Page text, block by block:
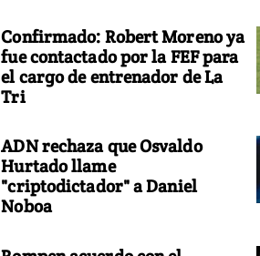
Confirmado: Robert Moreno ya
fue contactado por la FEF para
el cargo de entrenador de La
Tri
ADN rechaza que Osvaldo
Hurtado llame
"criptodictador" a Daniel
Noboa